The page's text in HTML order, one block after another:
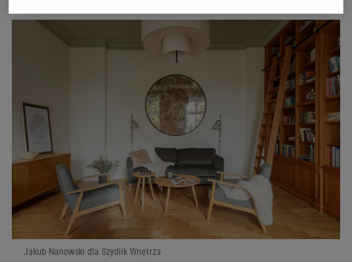
Jakub Nanowski dla Szydlik Wnętrza